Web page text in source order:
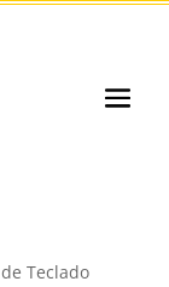
Teclado